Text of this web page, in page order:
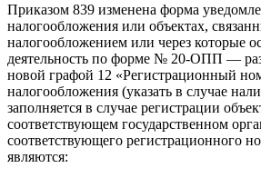
Приказом 839 изменена форма
налогообложения или объектах,
налогообложением или через которые
деятельность по форме № 20-ОПП —
новой графой 12 «Регистрационный
налогообложения (указать в случае
заполняется в случае регистрации
соответствующем государственном
соответствующего регистрационного
являются: